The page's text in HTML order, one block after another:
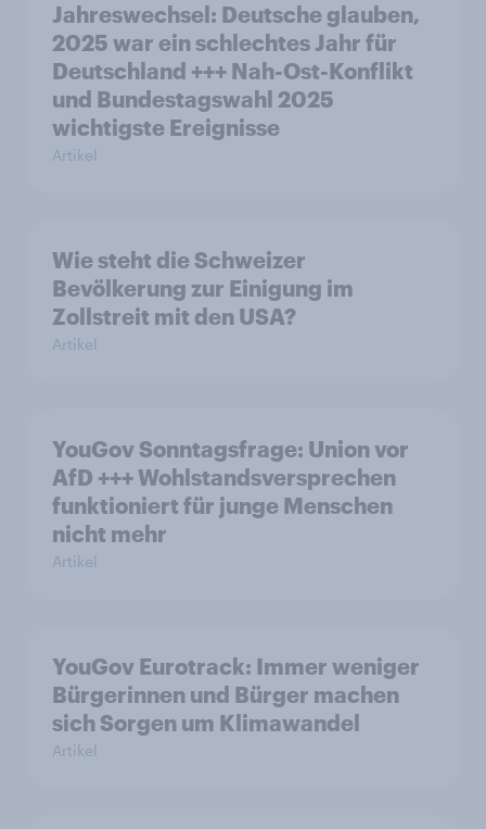
Jahreswechsel: Deutsche glauben,
2025 war ein schlechtes Jahr für
Deutschland +++ Nah-Ost-Konflikt
und Bundestagswahl 2025
wichtigste Ereignisse
Artikel
Wie steht die Schweizer
Bevölkerung zur Einigung im
Zollstreit mit den USA?
Artikel
YouGov Sonntagsfrage: Union vor
AfD +++ Wohlstandsversprechen
funktioniert für junge Menschen
nicht mehr
Artikel
YouGov Eurotrack: Immer weniger
Bürgerinnen und Bürger machen
sich Sorgen um Klimawandel
Artikel